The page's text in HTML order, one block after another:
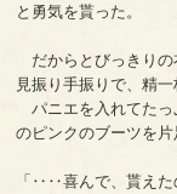
と勇気を貰った。
だからとびっきりの
見振り手振りで、精一
パニエを入れてたっ
のピンクのブーツを片
「‥‥喜んで、貰えた